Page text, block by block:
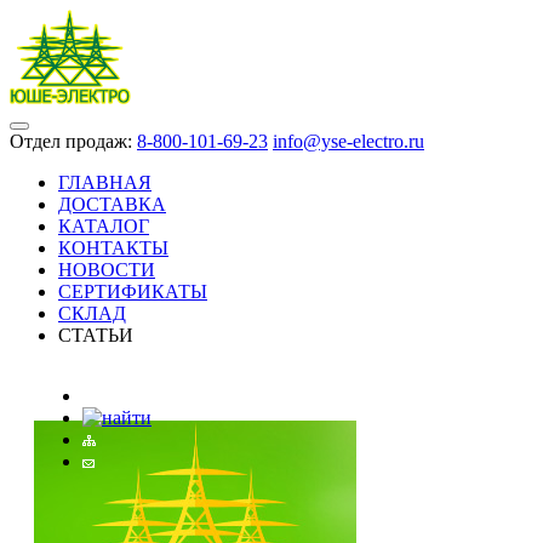
Отдел продаж: 8-800-101-69-23 info@yse-electro.ru
ГЛАВНАЯ
ДОСТАВКА
КАТАЛОГ
КОНТАКТЫ
НОВОСТИ
СЕРТИФИКАТЫ
СКЛАД
СТАТЬИ